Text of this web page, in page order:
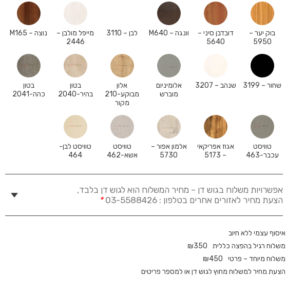
בוק יער –
5950
דובדבן סיני –
5640
וונגה – M640 לבן – 3110
מייפל מולבן –
2446
נוצה – M165
שחור – 3199 שנהב – 3207
אלומיניום
מוברש
אלון
מבוקע-210
מקור
בטון
בהיר-2040
בטון
כהה-2041
טוויסט
עכבר-463
אגוז אפריקאי
– 5173
אלמון אפור –
5730
טוויסט
אשא-462
טוויסט לבן-
464
אפשרויות משלוח בגוש דן – מחיר המשלוח הוא לגוש דן בלבד,
הצעת מחיר לאזורים אחרים בטלפון : 03-5588426
*
איסוף עצמי ללא חיוב
משלוח רגיל בהפצה כללית
₪350
משלוח מיוחד – פרטי
₪450
הצעת מחיר למשלוח מחוץ לגוש דן או למספר פריטים